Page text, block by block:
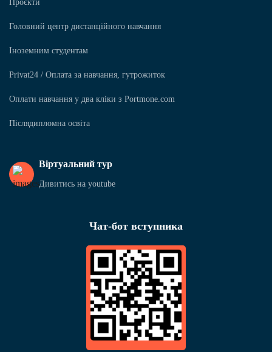
Проєкти
Головний центр дистанційного навчання
Іноземним студентам
Privat24 / Оплата за навчання, гутрожиток
Оплати навчання у два кліки з Portmone.com
Післядипломна освіта
Віртуальний тур
Дивитись на youtube
Чат-бот вступника